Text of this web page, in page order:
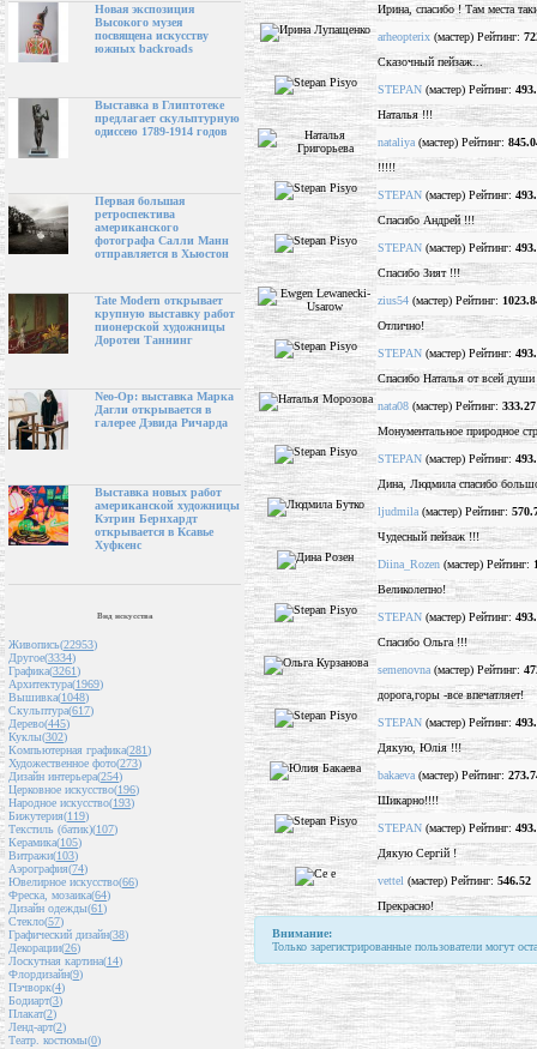
Новая экспозиция
Высокого музея
посвящена искусству
южных backroads
Выставка в Глиптотеке
предлагает скульптурную
одиссею 1789-1914 годов
Первая большая
ретроспектива
американского
фотографа Салли Манн
отправляется в Хьюстон
Tate Modern открывает
крупную выставку работ
пионерской художницы
Доротеи Таннинг
Neo-Op: выставка Марка
Дагли открывается в
галерее Дэвида Ричарда
Выставка новых работ
американской художницы
Кэтрин Бернхардт
открывается в Ксавье
Хуфкенс
Вид искусства
Живопись(22953)
Другое(3334)
Графика(3261)
Архитектура(1969)
Вышивка(1048)
Скульптура(617)
Дерево(445)
Куклы(302)
Компьютерная графика(281)
Художественное фото(273)
Дизайн интерьера(254)
Церковное искусство(196)
Народное искусство(193)
Бижутерия(119)
Текстиль (батик)(107)
Керамика(105)
Витражи(103)
Аэрография(74)
Ювелирное искусство(66)
Фреска, мозаика(64)
Дизайн одежды(61)
Стекло(57)
Графический дизайн(38)
Декорации(26)
Лоскутная картина(14)
Флордизайн(9)
Пэчворк(4)
Бодиарт(3)
Плакат(2)
Ленд-арт(2)
Театр. костюмы(0)
Ирина, спасибо ! Там места
arheopterix (мастер) Рейтинг:
Сказочный пейзаж...
STEPAN (мастер) Рейтинг:
Наталья !!!
nataliya (мастер) Рейтинг:
!!!!!
STEPAN (мастер) Рейтинг:
Спасибо Андрей !!!
STEPAN (мастер) Рейтинг:
Спасибо Зият !!!
zius54 (мастер) Рейтинг:
Отлично!
STEPAN (мастер) Рейтинг:
Спасибо Наталья от всей
nata08 (мастер) Рейтинг: 333.27
Монументальное природное
STEPAN (мастер) Рейтинг:
Дина, Людмила спасибо
ljudmila (мастер) Рейтинг:
Чудесный пейзаж !!!
Diina_Rozen (мастер) Рейтинг:
Великолепно!
STEPAN (мастер) Рейтинг:
Спасибо Ольга !!!
semenovna (мастер) Рейтинг:
дорога,горы -все впечатляет!
STEPAN (мастер) Рейтинг:
Дякую, Юлія !!!
bakaeva (мастер) Рейтинг:
Шикарно!!!!
STEPAN (мастер) Рейтинг:
Дякую Сергій !
vettel (мастер) Рейтинг: 546.52
Прекрасно!
Внимание:
Только зарегистрированные пользователи могут